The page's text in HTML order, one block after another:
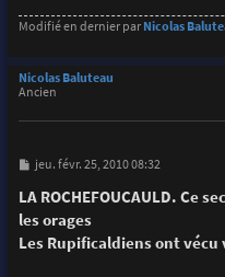
Modifié en dernier par Nicolas
Nicolas Baluteau
Ancien
M
s
s
a
e
jeu. févr. 25, 2010 08:32
LA ROCHEFOUCAULD. Ce
les orages
Les Rupificaldiens ont